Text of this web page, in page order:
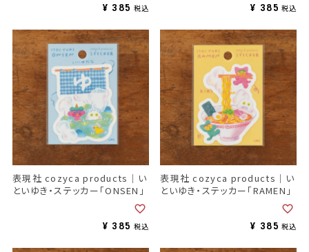
¥ 385 税込 ¥ 385 税込
表現社 cozyca products｜い
といゆき・ステッカー「ONSEN」
¥ 385 税込
表現社 cozyca products｜い
といゆき・ステッカー「RAMEN」
¥ 385 税込